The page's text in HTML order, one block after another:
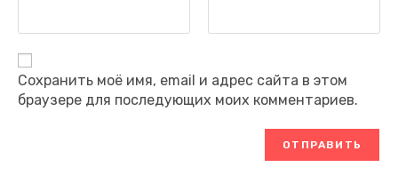
Сохранить моё имя, email и адрес сайта в этом
браузере для последующих моих комментариев.